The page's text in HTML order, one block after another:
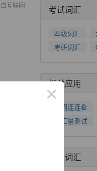
互联网 考试词汇
四级词汇
考研词汇
相关应用
单词连连看
词汇量测试
分类词汇
×